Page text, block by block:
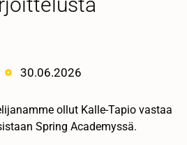
30.06.2026
ollut Kalle-Tapio vastaa
Spring Academyssä.